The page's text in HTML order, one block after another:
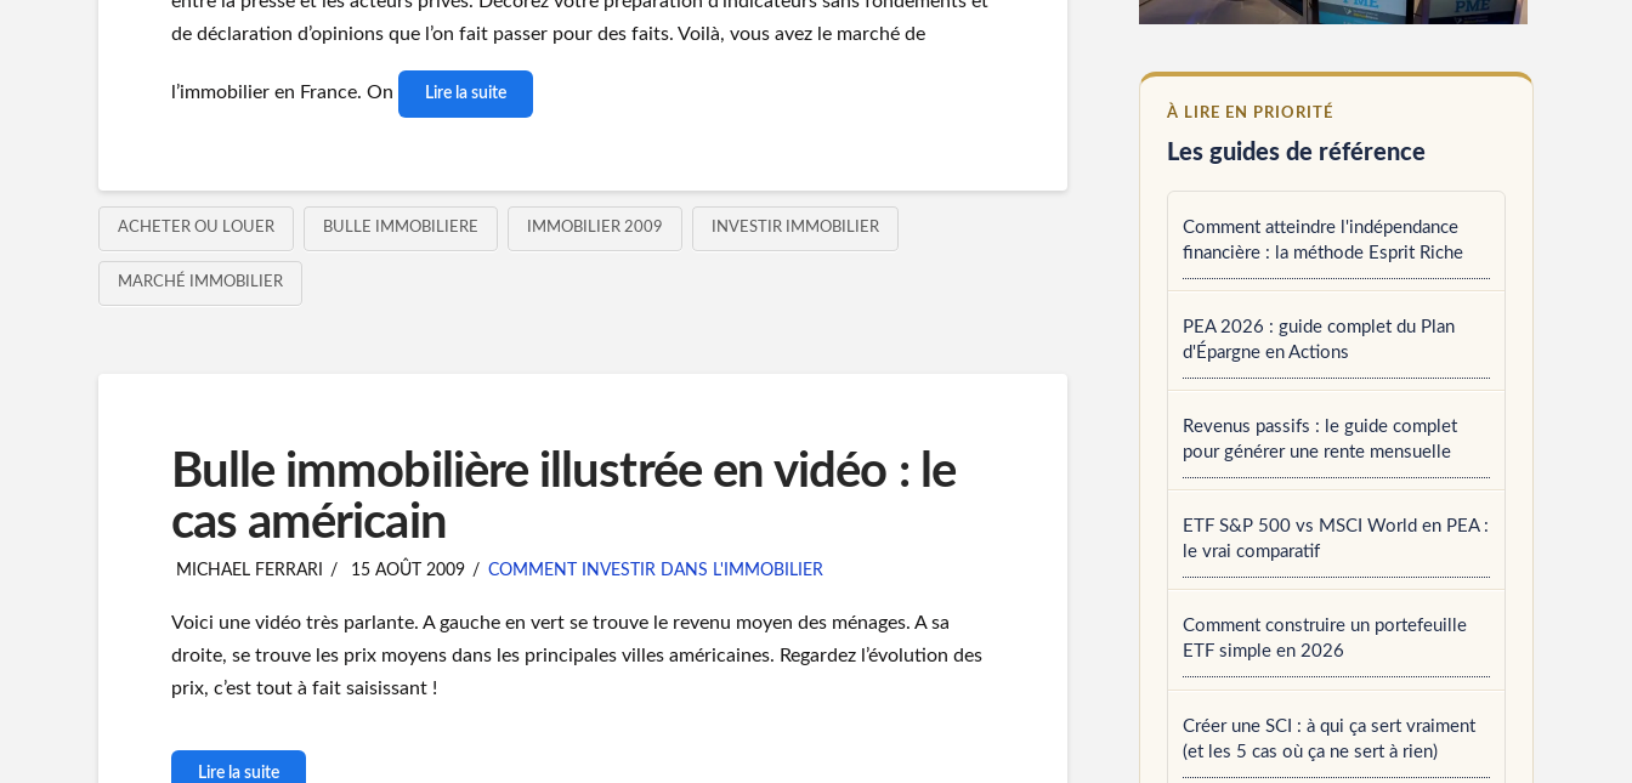
de déclaration d’opinions que l’on fait passer pour des faits. Voilà, vous avez le marché de
l’immobilier en France. On Lire la suite
ACHETER OU LOUER BULLE IMMOBILIERE IMMOBILIER 2009 INVESTIR IMMOBILIER
MARCHÉ IMMOBILIER
Bulle immobilière illustrée en vidéo : le
cas américain
MICHAEL FERRARI 15 AOÛT 2009 COMMENT INVESTIR DANS L'IMMOBILIER
Voici une vidéo très parlante. A gauche en vert se trouve le revenu moyen des ménages. A sa
droite, se trouve les prix moyens dans les principales villes américaines. Regardez l’évolution des
prix, c’est tout à fait saisissant !
Lire la suite
À LIRE EN PRIORITÉ
Les guides de référence
Comment atteindre l'indépendance
financière : la méthode Esprit Riche
PEA 2026 : guide complet du Plan
d'Épargne en Actions
Revenus passifs : le guide complet
pour générer une rente mensuelle
ETF S&P 500 vs MSCI World en PEA :
le vrai comparatif
Comment construire un portefeuille
ETF simple en 2026
Créer une SCI : à qui ça sert vraiment
(et les 5 cas où ça ne sert à rien)